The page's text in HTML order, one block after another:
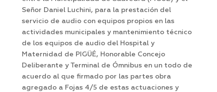
Señor Daniel Luchini, para la prestación del
servicio de audio con equipos propios en las
actividades municipales y mantenimiento técnico
de los equipos de audio del Hospital y
Maternidad de PIGÜÉ, Honorable Concejo
Deliberante y Terminal de Ómnibus en un todo de
acuerdo al que firmado por las partes obra
agregado a Fojas 4/5 de estas actuaciones y